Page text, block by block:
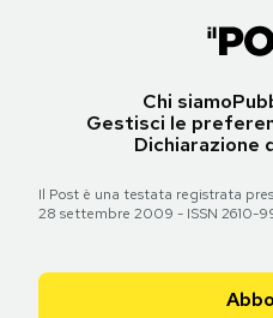
Chi siamo
Gestisci le
Dichiarazione
Il Post è una testata registrata
28 settembre 2009 - ISSN 2610-